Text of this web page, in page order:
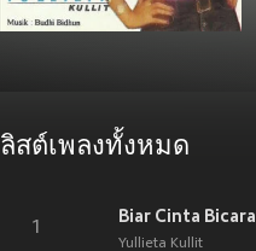
ลิสต์เพลงทั้งหมด
1
Biar Cinta Bicara
Yullieta Kullit